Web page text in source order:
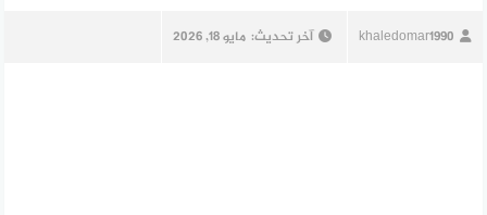
khaledomar1990 آخر تحديث: مايو 18, 2026